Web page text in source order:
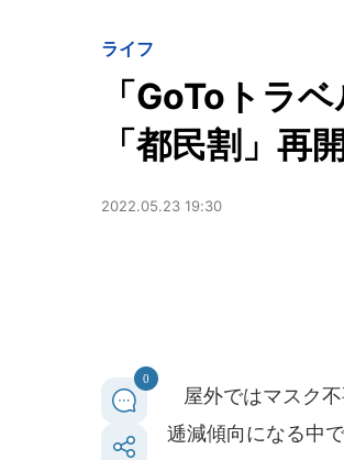
ライフ
「GoToトラ
「都民割」再開
2022.05.23 19:30
0
屋外ではマスク
逓減傾向になる中